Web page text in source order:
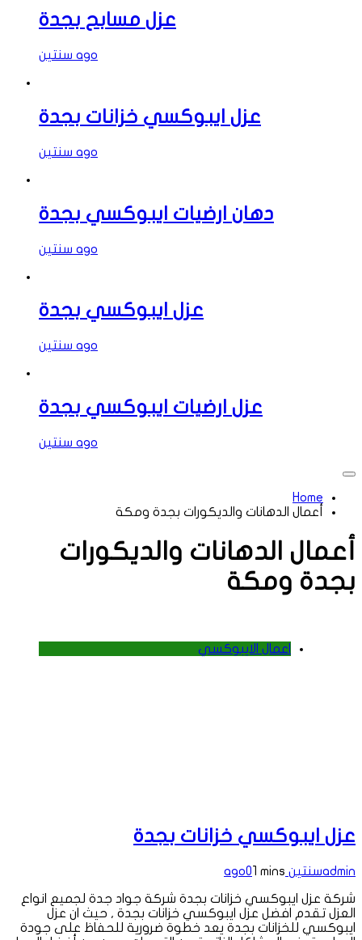
عزل مسابح بجدة
سنتين ago
عزل ايبوكسي خزانات بجدة
سنتين ago
دهان ارضيات ايبوكسي بجدة
سنتين ago
عزل ايبوكسي بجدة
سنتين ago
عزل ارضيات ايبوكسي بجدة
سنتين ago
Home
أعمال الدهانات والديكورات بجدة ومكة
أعمال الدهانات والديكورات
بجدة ومكة
اعمال الايبوكسي
عزل ايبوكسي خزانات بجدة
adminسنتين ago 01 mins
شركة عزل ايبوكسي خزانات بجدة شركة جواد جدة لجميع انواع
العزل تقدم افضل عزل ايبوكسي خزانات بجدة , حيث ان عزل
ايبوكسي للخزانات بجدة يعد خطوة ضرورية للحفاظ على جودة